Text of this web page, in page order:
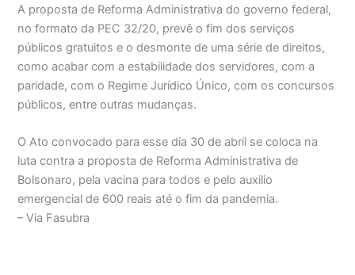
A proposta de Reforma Administrativa do governo federal,
no formato da PEC 32/20, prevê o fim dos serviços
públicos gratuitos e o desmonte de uma série de direitos,
como acabar com a estabilidade dos servidores, com a
paridade, com o Regime Jurídico Único, com os concursos
públicos, entre outras mudanças.
O Ato convocado para esse dia 30 de abril se coloca na
luta contra a proposta de Reforma Administrativa de
Bolsonaro, pela vacina para todos e pelo auxilio
emergencial de 600 reais até o fim da pandemia.
– Via Fasubra